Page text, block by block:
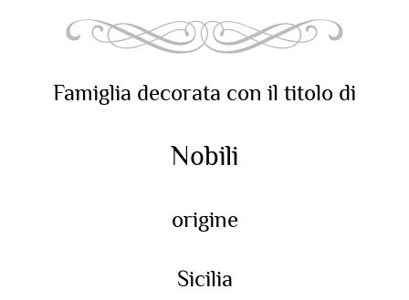
Famiglia decorata con il titolo di
Nobili
origine
Sicilia